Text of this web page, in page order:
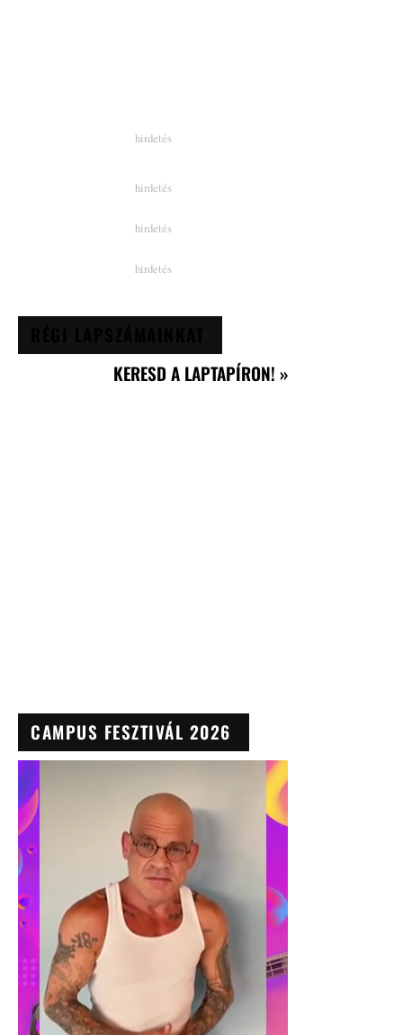
KERESD A LAPTAPÍRON! »
CAMPUS FESZTIVÁL 2026